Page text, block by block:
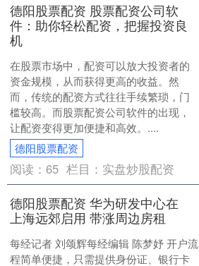
德阳股票配资 股票配资公司软
件：助你轻松配资，把握投资良
机
在股票市场中，配资可以放大投资者的
资金规模，从而获得更高的收益。然
而，传统的配资方式往往手续繁琐，门
槛较高。而股票配资公司软件的出现，
让配资变得更加便捷和高效。....
德阳股票配资
阅读：65 栏目： 实盘炒股配资
德阳股票配资 华为研发中心在
上海远郊启用 带涨周边房租
每经记者 刘颂辉每经编辑 陈梦妤 开户流
程简单便捷，只需提供身份证、银行卡